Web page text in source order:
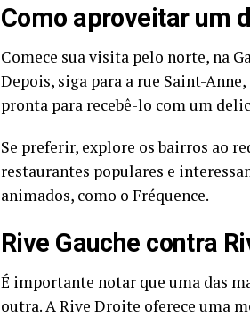
Como aproveitar um
Comece sua visita pelo norte, na
Depois, siga para a rue Saint-
pronta para recebê-lo com um
Se preferir, explore os bairros ao
restaurantes populares e
animados, como o Fréquence.
Rive Gauche contra
É importante notar que uma das
outra. A Rive Droite oferece uma